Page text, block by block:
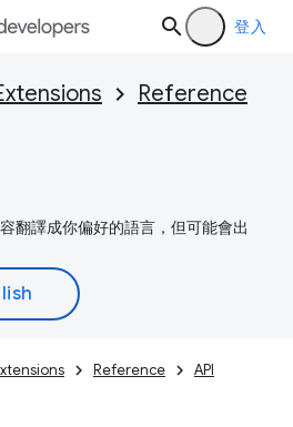
登入
Reference
翻譯成你偏好的語言，但可能會出
Reference API